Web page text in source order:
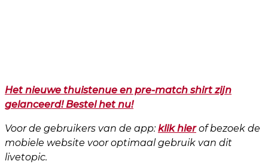
Het nieuwe thuistenue en pre-match shirt zijn
gelanceerd! Bestel het nu!
Voor de gebruikers van de app:klik hierof bezoek de
mobiele website voor optimaal gebruik van dit
livetopic.